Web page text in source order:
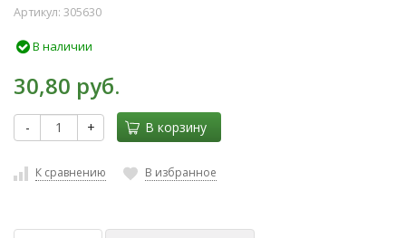
Артикул: 305630
В наличии
30,80 руб.
- + В корзину
К сравнению В избранное